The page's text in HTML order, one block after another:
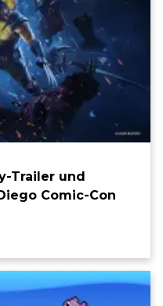
Trailer und
Comic-Con